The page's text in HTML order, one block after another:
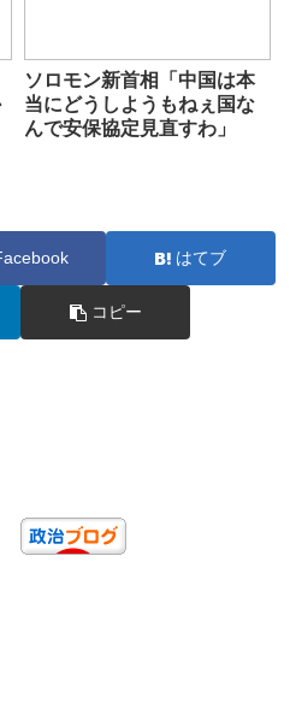
ソロモン新首相「中国は本
当にどうしようもねぇ国な
んで安保協定見直すわ」
はてブ
コピー